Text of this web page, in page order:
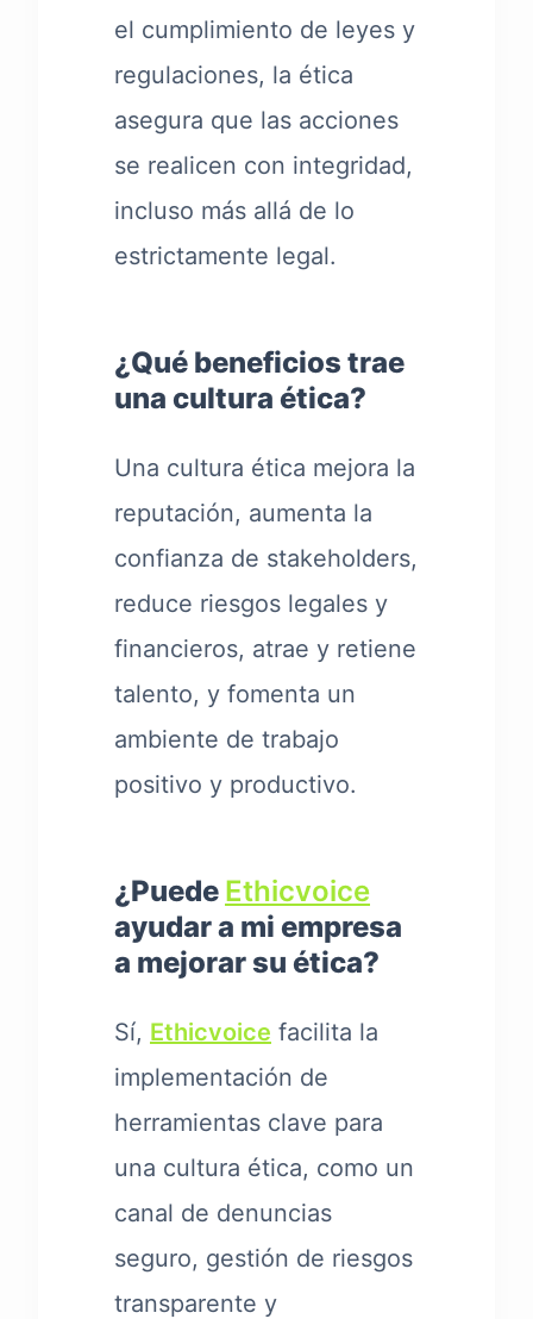
el cumplimiento de leyes y
regulaciones, la ética
asegura que las acciones
se realicen con integridad,
incluso más allá de lo
estrictamente legal.
¿Qué beneficios trae
una cultura ética?
Una cultura ética mejora la
reputación, aumenta la
confianza de stakeholders,
reduce riesgos legales y
financieros, atrae y retiene
talento, y fomenta un
ambiente de trabajo
positivo y productivo.
¿Puede Ethicvoice
ayudar a mi empresa
a mejorar su ética?
Sí, Ethicvoice facilita la
implementación de
herramientas clave para
una cultura ética, como un
canal de denuncias
seguro, gestión de riesgos
transparente y